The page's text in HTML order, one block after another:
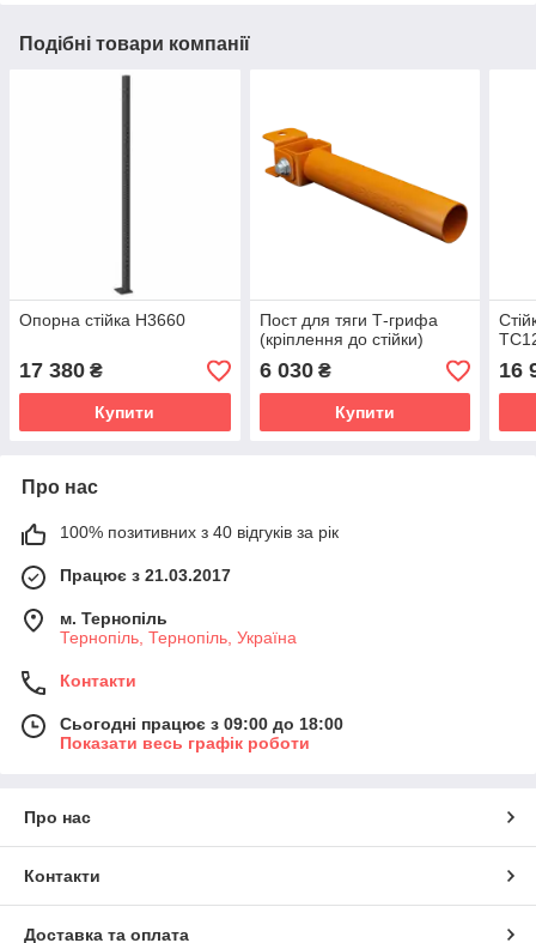
Подібні товари компанії
Опорна стійка Н3660
17 380 ₴
Купити
Пост для тяги Т-грифа
(кріплення до стійки)
6 030₴
Купити
16
Про нас
100% позитивних з 40 відгуків за рік
Працює з 21.03.2017
м. Тернопіль
Тернопіль, Тернопіль, Україна
Контакти
Сьогодні працює з 09:00 до 18:00
Показати весь графік роботи
Про нас
Контакти
Доставка та оплата